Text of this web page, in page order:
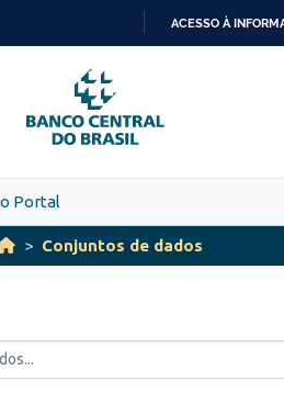
PARA
O
CONTEÚDO
ACESSO À
Portal
Conjuntos de dados